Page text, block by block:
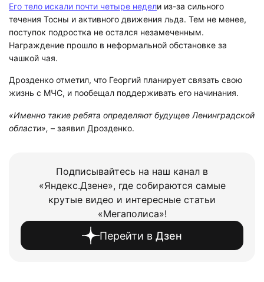
Его тело искали почти четыре недели из-за сильного
течения Тосны и активного движения льда. Тем не менее,
поступок подростка не остался незамеченным.
Награждение прошло в неформальной обстановке за
чашкой чая.
Дрозденко отметил, что Георгий планирует связать свою
жизнь с МЧС, и пообещал поддерживать его начинания.
«Именно такие ребята определяют будущее Ленинградской
области», – заявил Дрозденко.
Подписывайтесь на наш канал в
«Яндекс.Дзене», где собираются самые
крутые видео и интересные статьи
«Мегаполиса»!
Перейти в Дзен